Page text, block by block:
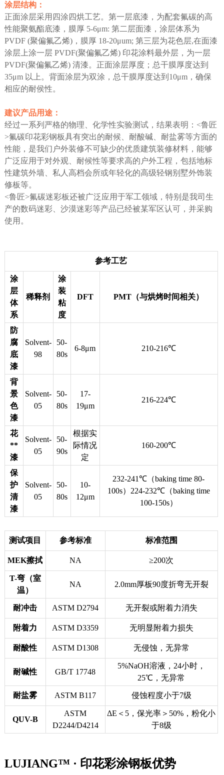
涂层结构：
正面涂层采用四涂四烘工艺。第一层底漆，为配套氟碳的高
性能聚氨酯底漆，膜厚 5-6μm: 第二层面漆，涂层体系为
PVDF (聚偏氟乙烯)，膜厚 18-20μum; 第三层为花色层,在面漆
涂层上涂一层 PVDF(聚偏氟乙烯) 印花涂料最外层，为一层
PVDF(聚偏氟乙烯) 清漆。正面涂层厚度；总干膜厚度达到
35μm 以上。背面涂层为双涂，总干膜厚度达到10μm，确保
相应的耐侯性。
建议产品用途：
经过一系列严格的物理、化学性实验测试，结果表明：<鲁匠
>氟碳印花彩钢板具有突出的耐候、耐酸碱、耐盐雾等方面的
性能，是我们户外装修不可缺少的优质建筑装修材料，能够
广泛应用于对外观、耐候性等要求高的户外工程，包括地标
性建筑外墙、私人高档会所或年轻化的高级轻钢别墅外饰装
修板等。
<鲁匠>氟碳迷彩板还被广泛应用于军工领域，特别是我司生
产的数码迷彩、沙漠迷彩等产品已经被某军区认可，并采购
使用。
参考工艺
涂
层
体
系
稀释剂
涂
装
粘
度
DFT PMT（与烘烤时间相关）
防
腐
底
漆
Solvent-
98
50-
80s
6-8μm 210-216℃
背
景
色
漆
Solvent-
05
50-
80s
17-
19μm
216-224℃
花
**
漆
Solvent-
05
50-
90s
根据实
际情况
定
160-200℃
保
护
清
漆
Solvent-
05
50-
80s
10-
12μm
232-241℃（baking time 80-
100s）224-232℃（baking time
100-150s）
测试项目 参考标准 标准范围
MEK擦拭 NA ≥200次
T-弯（室
温）
NA 2.0mm厚板90度折弯无开裂
耐冲击 ASTM D2794 无开裂或附着力消失
附着力 ASTM D3359 无明显附着力损失
耐酸性 ASTM D1308 无侵蚀，无异常
耐碱性 GB/T 17748
5%NaOH溶液，24小时，
25℃，无异常
耐盐雾 ASTM B117 侵蚀程度小于7级
QUV-B
ASTM
D2244/D4214
ΔE＜5，保光率＞50%，粉化小
于8级
LUJIANG™ · 印花彩涂钢板优势